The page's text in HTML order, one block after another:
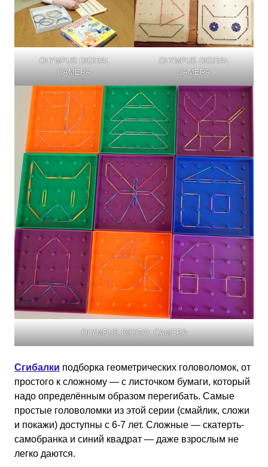
OLYMPUS DIGITAL
CAMERA
OLYMPUS DIGITAL
CAMERA
OLYMPUS DIGITAL CAMERA
Сгибалки подборка геометрических головоломок, от
простого к сложному — с листочком бумаги, который
надо определённым образом перегибать. Самые
простые головоломки из этой серии (смайлик, сложи
и покажи) доступны с 6-7 лет. Сложные — скатерть-
самобранка и синий квадрат — даже взрослым не
легко даются.